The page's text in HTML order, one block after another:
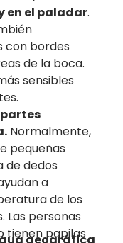
en el paladar.
con bordes
de la boca.
sensibles
Normalmente,
pequeñas
de dedos
a
de los
Las personas
tienen papilas
geográfica